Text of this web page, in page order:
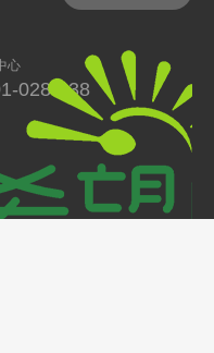
心
028-038